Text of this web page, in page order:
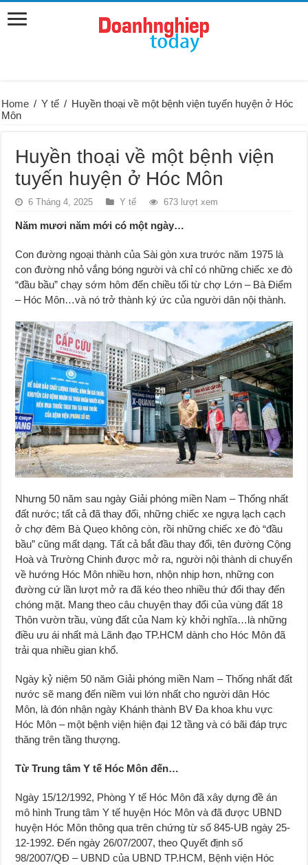
Home / Y tế / Huyền thoại về một bệnh viện tuyến huyện ở Hóc
Môn
Huyền thoại về một bệnh viện
tuyến huyện ở Hóc Môn
6 Tháng 4, 2025 Y tế 673 lượt xem
Năm mươi năm mới có một ngày…
Con đường ngoại thành của Sài gòn xưa trước năm 1975 là
con đường nhỏ vắng bóng người và chỉ có những chiếc xe đò
“đầu bầu” chạy sớm hôm đến chiều tối từ chợ Lớn – Bà Điểm
– Hóc Môn…và nó trở thành ký ức của người dân nội thành.
Nhưng 50 năm sau ngày Giải phóng miền Nam – Thống nhất
đất nước; tất cả đã thay đổi, những chiếc xe ngựạ lạch cạch
ở chợ đêm Bà Quẹo không còn, rồi những chiếc xe đò “đầu
bầu” cũng mất dạng. Tất cả bắt đầu thay đổi, tên đường Cộng
Hoà và Trường Chinh được mở ra, người nội thành di chuyển
về hướng Hóc Môn nhiều hơn, nhộn nhịp hơn, những con
đường cứ lần lượt mở ra đã kéo theo nhiều thứ đổi thay đến
chóng mặt. Mang theo câu chuyện thay đổi của vùng đất 18
Thôn vườn trầu, vùng đất của Nam kỳ khởi nghĩa…là những
điều ưu ái nhất mà Lãnh đạo TP.HCM dành cho Hóc Môn đã
trải qua nhiều gian khổ.
Ngày kỷ niệm 50 năm Giải phóng miền Nam – Thống nhất đất
nước sẽ mang đến niềm vui lớn nhất cho người dân Hóc
Môn, là đón nhận ngày Khánh thành BV Đa khoa khu vực
Hóc Môn – một bệnh viện hiện đại 12 tầng và có bãi đáp trực
thăng trên tầng thượng.
Từ Trung tâm Y tế Hóc Môn đến…
Ngày 15/12/1992, Phòng Y tế Hóc Môn đã xây dựng đề án
mô hình Trung tâm Y tế huyện Hóc Môn và đã được UBND
huyện Hóc Môn thông qua trên chứng từ số 845-UB ngày 25-
12-1992. Đến ngày 26/07/2007, theo Quyết định số
98/2007/QĐ – UBND của UBND TP.HCM, Bệnh viện Hóc